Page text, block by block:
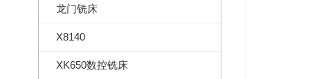
龙门铣床
X8140
XK650数控铣床